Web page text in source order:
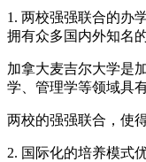
1. 两校强强联合的办
拥有众多国内外知名
加拿大麦吉尔大学是
学、管理学等领域具
两校的强强联合，使
2. 国际化的培养模式